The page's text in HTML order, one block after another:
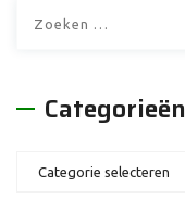
Categorieën
Categorieën